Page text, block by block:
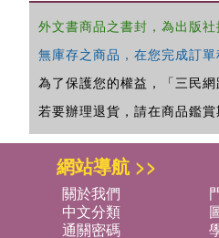
外文書商品之書封，為出版
無庫存之商品，在您完成訂
為了保護您的權益，「三民網
若要辦理退貨，請在商品鑑
網站導航 >>
關於我們
中文分類
通關密碼